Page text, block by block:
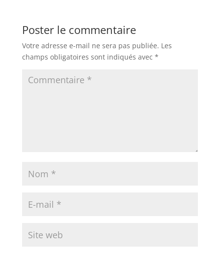
Poster le commentaire
Votre adresse e-mail ne sera pas publiée. Les
champs obligatoires sont indiqués avec *